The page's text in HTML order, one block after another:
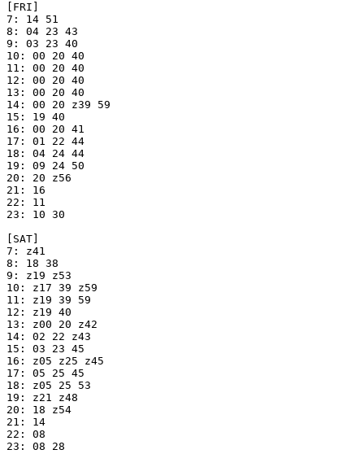
[FRI]
7: 14 51
8: 04 23 43
9: 03 23 40
10: 00 20 40
11: 00 20 40
12: 00 20 40
13: 00 20 40
14: 00 20 z39 59
15: 19 40
16: 00 20 41
17: 01 22 44
18: 04 24 44
19: 09 24 50
20: 20 z56
21: 16
22: 11
23: 10 30
[SAT]
7: z41
8: 18 38
9: z19 z53
10: z17 39 z59
11: z19 39 59
12: z19 40
13: z00 20 z42
14: 02 22 z43
15: 03 23 45
16: z05 z25 z45
17: 05 25 45
18: z05 25 53
19: z21 z48
20: 18 z54
21: 14
22: 08
23: 08 28